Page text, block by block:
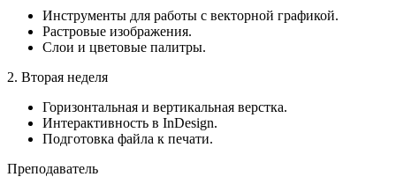
Инструменты для работы с векторной графикой.
Растровые изображения.
Слои и цветовые палитры.
2. Вторая неделя
Горизонтальная и вертикальная верстка.
Интерактивность в InDesign.
Подготовка файла к печати.
Преподаватель